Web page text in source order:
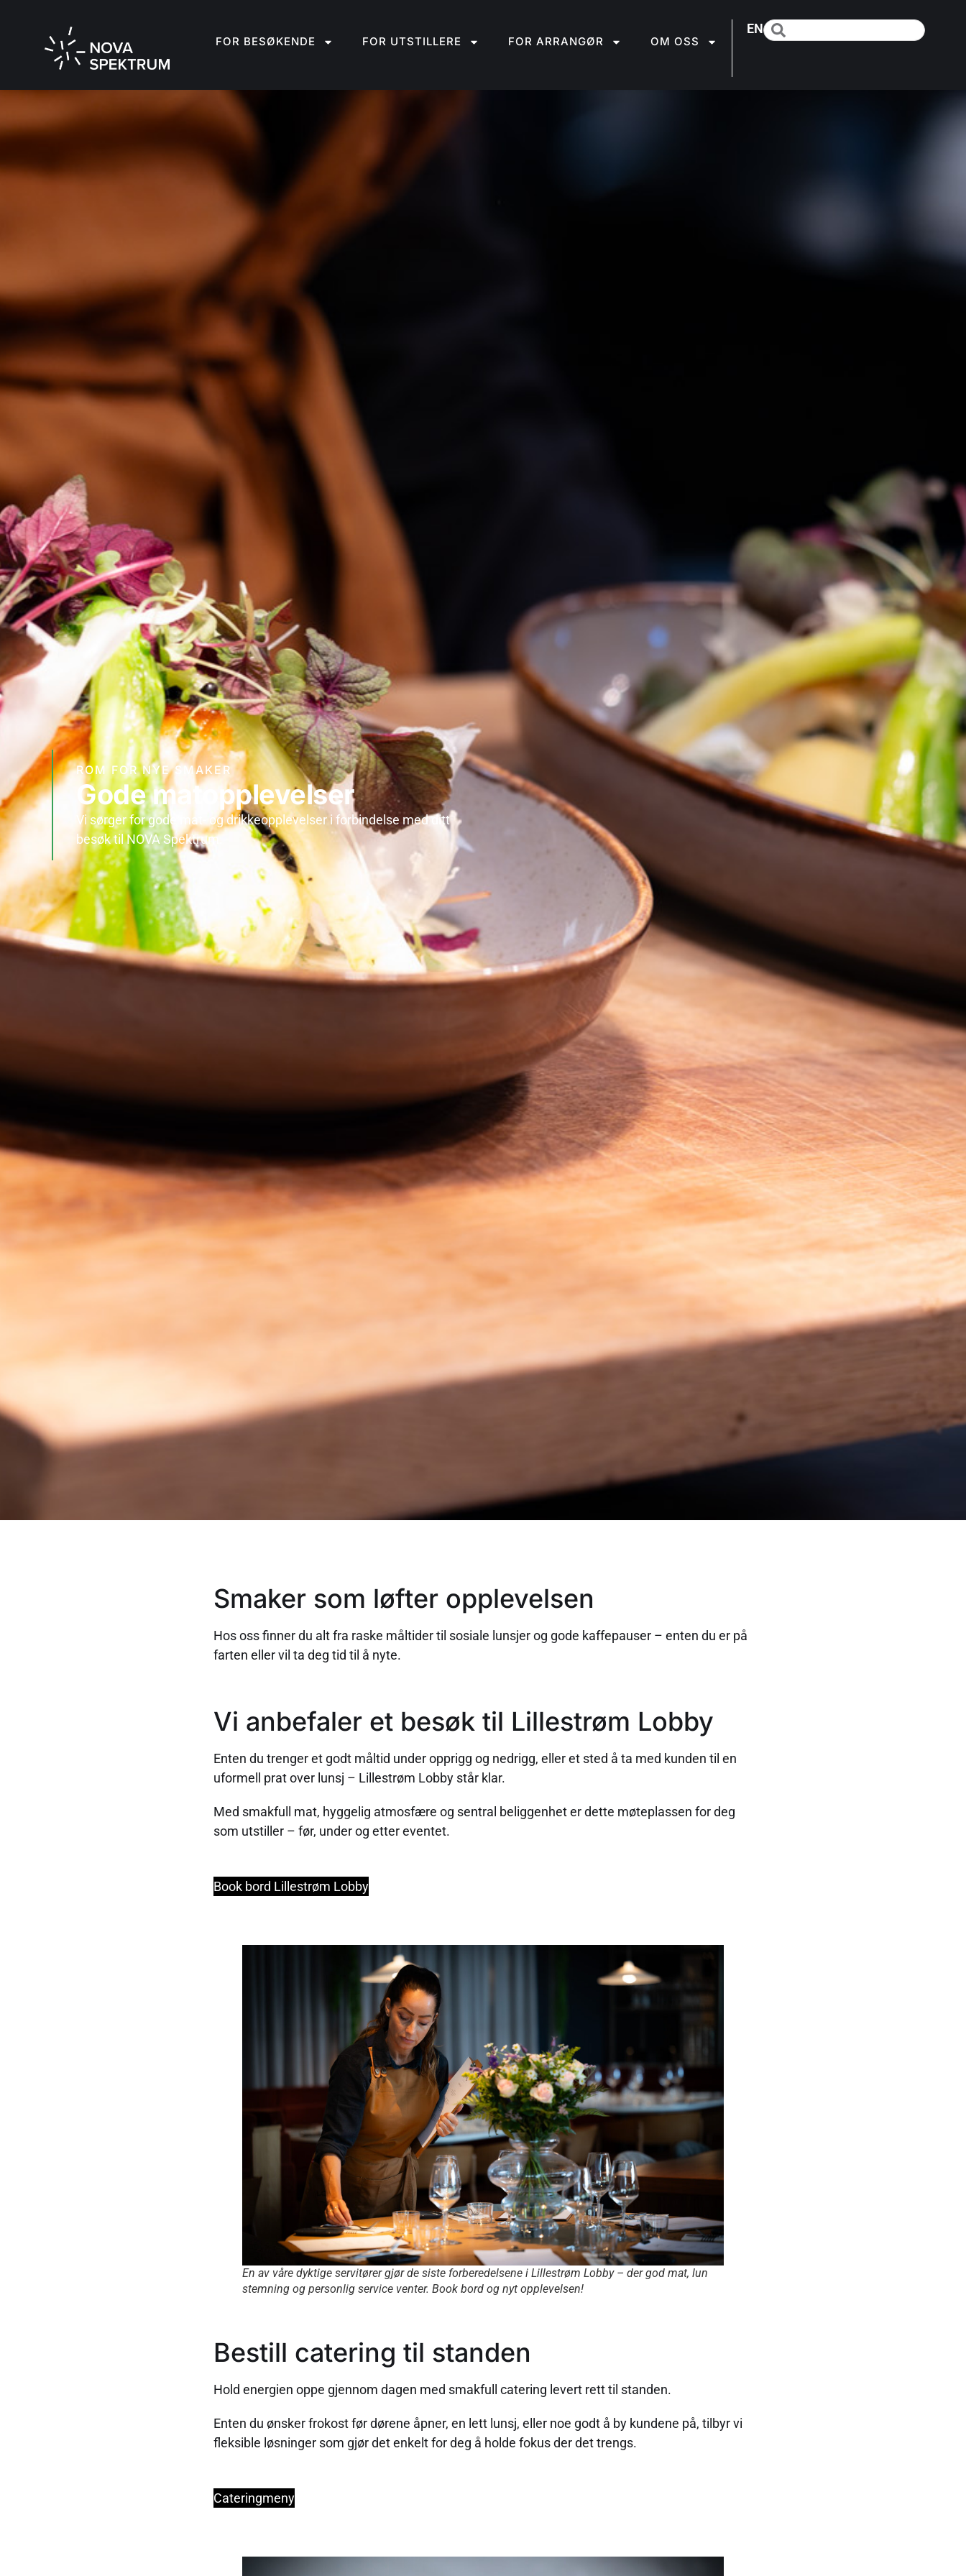
FOR BESØKENDE FOR UTSTILLERE FOR ARRANGØR OM OSS
EN
ROM FOR NYE SMAKER
Gode matopplevelser
Vi sørger for gode mat- og drikkeopplevelser i forbindelse med ditt
besøk til NOVA Spektrum.
Smaker som løfter opplevelsen
Hos oss finner du alt fra raske måltider til sosiale lunsjer og gode kaffepauser – enten du er på
farten eller vil ta deg tid til å nyte.
Vi anbefaler et besøk til Lillestrøm Lobby
Enten du trenger et godt måltid under opprigg og nedrigg, eller et sted å ta med kunden til en
uformell prat over lunsj – Lillestrøm Lobby står klar.
Med smakfull mat, hyggelig atmosfære og sentral beliggenhet er dette møteplassen for deg
som utstiller – før, under og etter eventet.
Book bord Lillestrøm Lobby
En av våre dyktige servitører gjør de siste forberedelsene i Lillestrøm Lobby – der god mat, lun
stemning og personlig service venter. Book bord og nyt opplevelsen!
Bestill catering til standen
Hold energien oppe gjennom dagen med smakfull catering levert rett til standen.
Enten du ønsker frokost før dørene åpner, en lett lunsj, eller noe godt å by kundene på, tilbyr vi
fleksible løsninger som gjør det enkelt for deg å holde fokus der det trengs.
Cateringmeny